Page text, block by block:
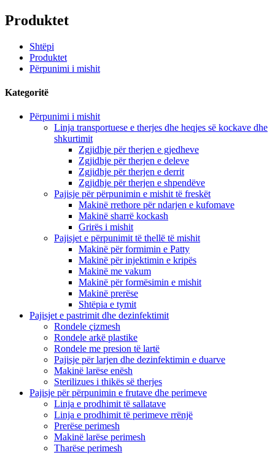
Produktet
Shtëpi
Produktet
Përpunimi i mishit
Kategoritë
Përpunimi i mishit
Linja transportuese e therjes dhe heqjes së kockave dhe
shkurtimit
Zgjidhje për therjen e gjedheve
Zgjidhje për therjen e deleve
Zgjidhje për therjen e derrit
Zgjidhje për therjen e shpendëve
Pajisje për përpunimin e mishit të freskët
Makinë rrethore për ndarjen e kufomave
Makinë sharrë kockash
Grirës i mishit
Pajisjet e përpunimit të thellë të mishit
Makinë për formimin e Patty
Makinë për injektimin e kripës
Makinë me vakum
Makinë për formësimin e mishit
Makinë prerëse
Shtëpia e tymit
Pajisjet e pastrimit dhe dezinfektimit
Rondele çizmesh
Rondele arkë plastike
Rondele me presion të lartë
Pajisje për larjen dhe dezinfektimin e duarve
Makinë larëse enësh
Sterilizues i thikës së therjes
Pajisje për përpunimin e frutave dhe perimeve
Linja e prodhimit të sallatave
Linja e prodhimit të perimeve rrënjë
Prerëse perimesh
Makinë larëse perimesh
Tharëse perimesh